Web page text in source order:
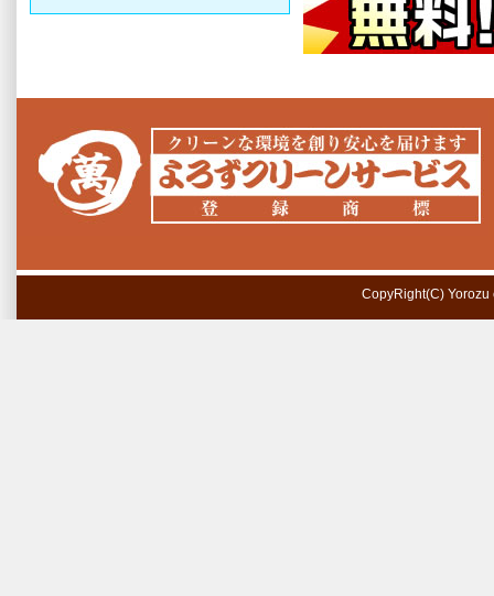
CopyRight(C)